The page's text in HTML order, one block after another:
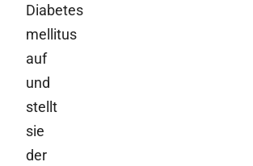
Diabetes
mellitus
auf
und
stellt
sie
der